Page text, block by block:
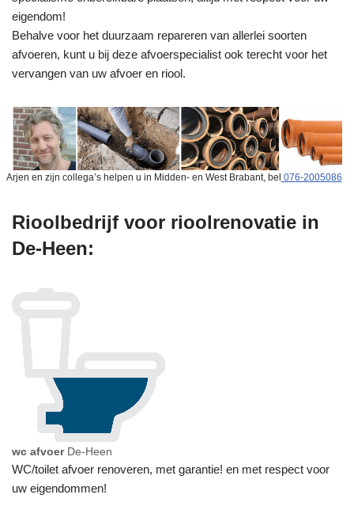
eigendom!
Behalve voor het duurzaam repareren van allerlei soorten
afvoeren, kunt u bij deze afvoerspecialist ook terecht voor het
vervangen van uw afvoer en riool.
Arjen en zijn collega’s helpen u in Midden- en West Brabant, bel 076-2005086
Rioolbedrijf voor rioolrenovatie in
De-Heen:
wc afvoer De-Heen
WC/toilet afvoer renoveren, met garantie! en met respect voor
uw eigendommen!